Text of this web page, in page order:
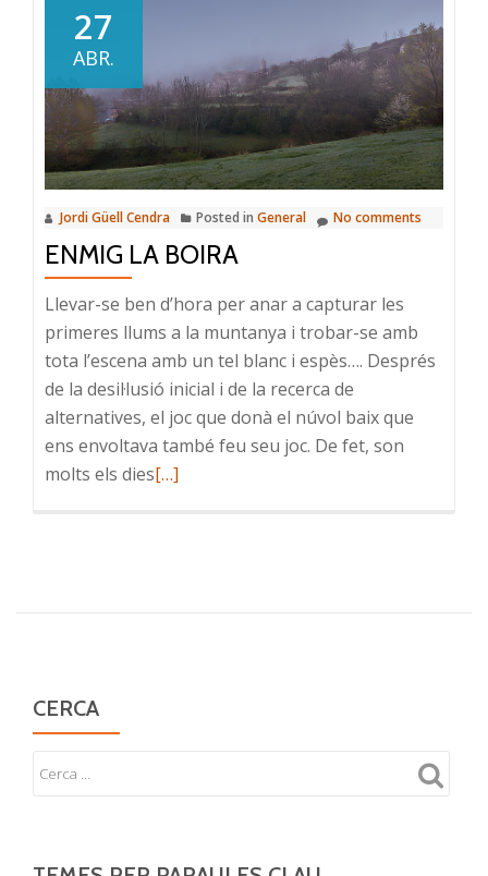
27
ABR.
Jordi Güell Cendra Posted in General No comments
ENMIG LA BOIRA
Llevar-se ben d’hora per anar a capturar les
primeres llums a la muntanya i trobar-se amb
tota l’escena amb un tel blanc i espès…. Després
de la desil·lusió inicial i de la recerca de
alternatives, el joc que donà el núvol baix que
ens envoltava també feu seu joc. De fet, son
molts els diesRead
boira
[…]
CERCA